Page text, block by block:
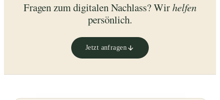
Fragen zum digitalen Nachlass? Wirhelfen
persönlich.
Jetzt anfragen